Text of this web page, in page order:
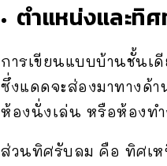
ตำแหน่งและทิ
การเขียนแบบบ้านชั้นเ
ซึ่งแดดจะส่องมาทางด้
ห้องนั่งเล่น หรือห้องท
ส่วนทิศรับลม คือ ทิศเ